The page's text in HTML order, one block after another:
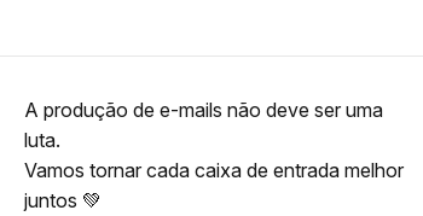
A produção de e-mails não deve ser uma
luta.
Vamos tornar cada caixa de entrada melhor
juntos 💚